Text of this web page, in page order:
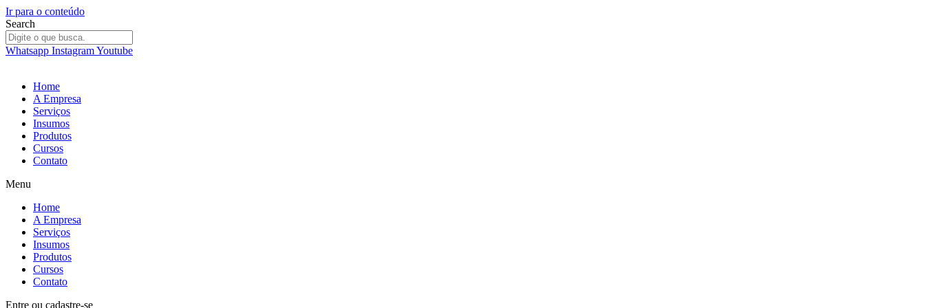
Ir para o conteúdo
Search
Whatsapp InstagramYoutube
Home
A Empresa
Serviços
Insumos
Produtos
Cursos
Contato
Menu
Home
A Empresa
Serviços
Insumos
Produtos
Cursos
Contato
Entre ou cadastre-se